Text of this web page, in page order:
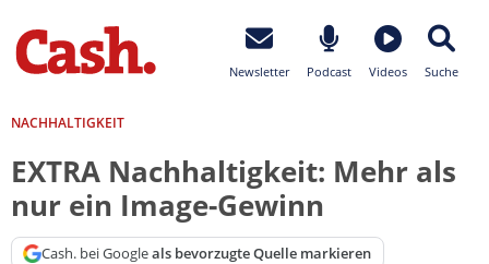
Newsletter Podcast Videos Suche
NACHHALTIGKEIT
EXTRA Nachhaltigkeit: Mehr als
nur ein Image-Gewinn
Cash. bei Googleals bevorzugte Quelle markieren